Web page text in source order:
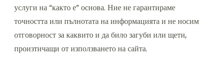
услуги на “както е” основа. Ние не гарантираме
точността или пълнотата на информацията и не носим
отговорност за каквито и да било загуби или щети,
произтичащи от използването на сайта.